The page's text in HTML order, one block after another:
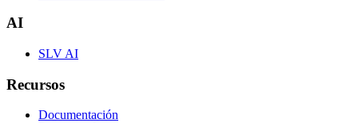
AI
SLV AI
Recursos
Documentación